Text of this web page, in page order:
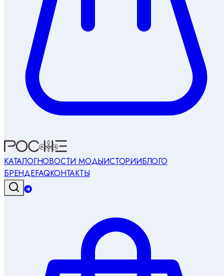
КАТАЛОГНОВОСТИ МОДЫИСТОРИИБЛОГО
БРЕНДЕFAQКОНТАКТЫ